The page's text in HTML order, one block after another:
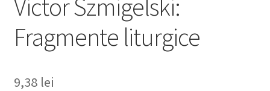
Victor Szmigelski:
Fragmente liturgice
9,38 lei